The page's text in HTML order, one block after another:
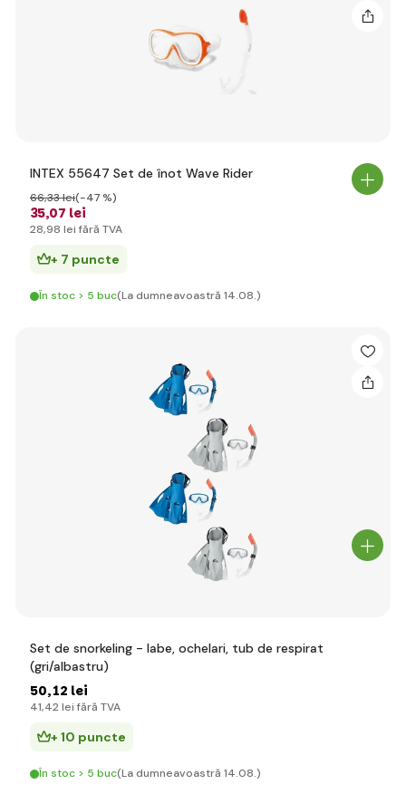
INTEX 55647 Set de înot Wave Rider
35,07 lei
66,33 lei(-47 %)
28,98 lei fără TVA
+ 7 puncte
În stoc > 5 buc(La dumneavoastră 14.08.)
Set de snorkeling - labe, ochelari, tub de respirat
(gri/albastru)
50,12 lei
41,42 lei fără TVA
+ 10 puncte
În stoc > 5 buc(La dumneavoastră 14.08.)